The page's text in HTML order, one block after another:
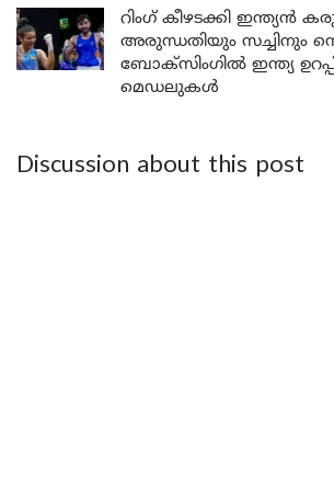
റിംഗ് കീഴടക്കി ഇന്ത്യൻ
അരുന്ധതിയും സച്ചിനും
ബോക്സിംഗിൽ ഇന്ത്യ
മെഡലുകൾ
Discussion about this post